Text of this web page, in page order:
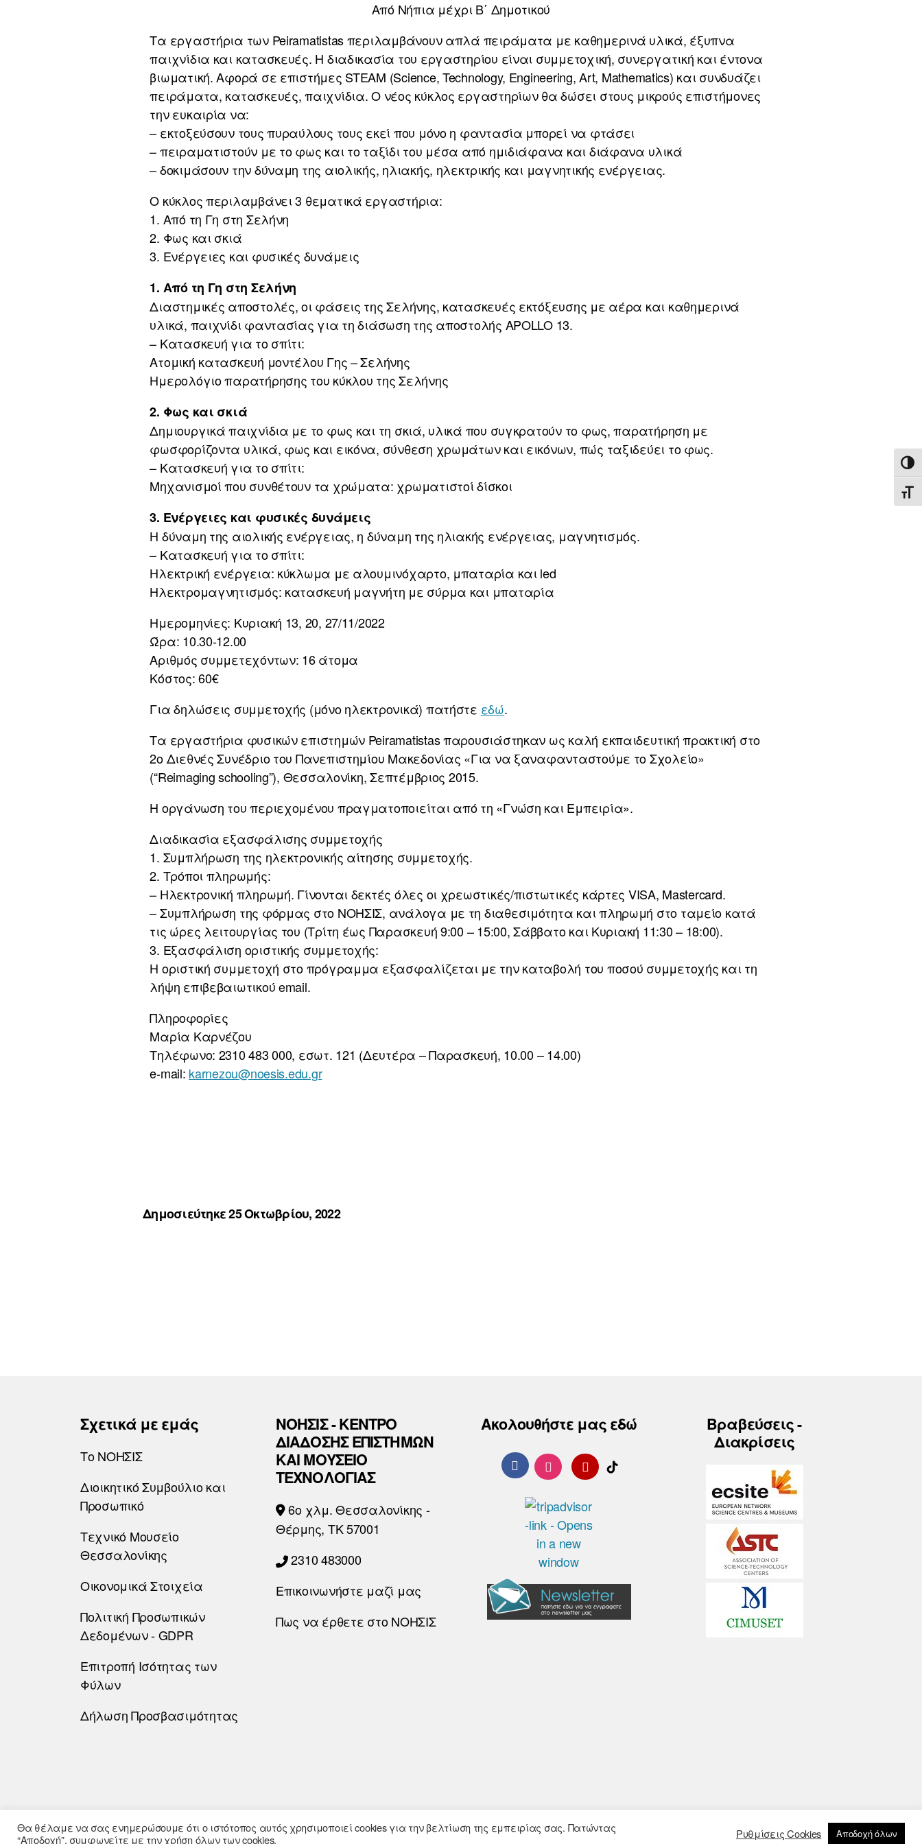
Από Νήπια μέχρι Β΄ Δημοτικού
Τα εργαστήρια των Peiramatistas περιλαμβάνουν απλά πειράματα με καθημερινά υλικά, έξυπνα
παιχνίδια και κατασκευές. Η διαδικασία του εργαστηρίου είναι συμμετοχική, συνεργατική και έντονα
βιωματική. Αφορά σε επιστήμες STEAM (Science, Technology, Engineering, Art, Mathematics) και συνδυάζει
πειράματα, κατασκευές, παιχνίδια. Ο νέος κύκλος εργαστηρίων θα δώσει στους μικρούς επιστήμονες
την ευκαιρία να:
– εκτοξεύσουν τους πυραύλους τους εκεί που μόνο η φαντασία μπορεί να φτάσει
– πειραματιστούν με το φως και το ταξίδι του μέσα από ημιδιάφανα και διάφανα υλικά
– δοκιμάσουν την δύναμη της αιολικής, ηλιακής, ηλεκτρικής και μαγνητικής ενέργειας.
Ο κύκλος περιλαμβάνει 3 θεματικά εργαστήρια:
1. Από τη Γη στη Σελήνη
2. Φως και σκιά
3. Ενέργειες και φυσικές δυνάμεις
1. Από τη Γη στη Σελήνη
Διαστημικές αποστολές, οι φάσεις της Σελήνης, κατασκευές εκτόξευσης με αέρα και καθημερινά
υλικά, παιχνίδι φαντασίας για τη διάσωση της αποστολής APOLLO 13.
– Κατασκευή για το σπίτι:
Ατομική κατασκευή μοντέλου Γης – Σελήνης
Ημερολόγιο παρατήρησης του κύκλου της Σελήνης
2. Φως και σκιά
Δημιουργικά παιχνίδια με το φως και τη σκιά, υλικά που συγκρατούν το φως, παρατήρηση με
φωσφορίζοντα υλικά, φως και εικόνα, σύνθεση χρωμάτων και εικόνων, πώς ταξιδεύει το φως.
– Κατασκευή για το σπίτι:
Μηχανισμοί που συνθέτουν τα χρώματα: χρωματιστοί δίσκοι
3. Ενέργειες και φυσικές δυνάμεις
Η δύναμη της αιολικής ενέργειας, η δύναμη της ηλιακής ενέργειας, μαγνητισμός.
– Κατασκευή για το σπίτι:
Ηλεκτρική ενέργεια: κύκλωμα με αλουμινόχαρτο, μπαταρία και led
Ηλεκτρομαγνητισμός: κατασκευή μαγνήτη με σύρμα και μπαταρία
Ημερομηνίες: Κυριακή 13, 20, 27/11/2022
Ώρα: 10.30-12.00
Αριθμός συμμετεχόντων: 16 άτομα
Κόστος: 60€
Για δηλώσεις συμμετοχής (μόνο ηλεκτρονικά) πατήστε εδώ.
Τα εργαστήρια φυσικών επιστημών Peiramatistas παρουσιάστηκαν ως καλή εκπαιδευτική πρακτική στο
2ο Διεθνές Συνέδριο του Πανεπιστημίου Μακεδονίας «Για να ξαναφανταστούμε το Σχολείο»
(“Reimaging schooling”), Θεσσαλονίκη, Σεπτέμβριος 2015.
Η οργάνωση του περιεχομένου πραγματοποιείται από τη «Γνώση και Εμπειρία».
Διαδικασία εξασφάλισης συμμετοχής
1. Συμπλήρωση της ηλεκτρονικής αίτησης συμμετοχής.
2. Τρόποι πληρωμής:
– Ηλεκτρονική πληρωμή. Γίνονται δεκτές όλες οι χρεωστικές/πιστωτικές κάρτες VISA, Mastercard.
– Συμπλήρωση της φόρμας στο ΝΟΗΣΙΣ, ανάλογα με τη διαθεσιμότητα και πληρωμή στο ταμείο κατά
τις ώρες λειτουργίας του (Τρίτη έως Παρασκευή 9:00 – 15:00, Σάββατο και Κυριακή 11:30 – 18:00).
3. Εξασφάλιση οριστικής συμμετοχής:
Η οριστική συμμετοχή στο πρόγραμμα εξασφαλίζεται με την καταβολή του ποσού συμμετοχής και τη
λήψη επιβεβαιωτικού email.
Πληροφορίες
Μαρία Καρνέζου
Τηλέφωνο: 2310 483 000, εσωτ. 121 (Δευτέρα – Παρασκευή, 10.00 – 14.00)
e-mail: karnezou@noesis.edu.gr
Δημοσιεύτηκε 25 Οκτωβρίου, 2022
Σχετικά με εμάς
Το ΝΟΗΣΙΣ
Διοικητικό Συμβούλιο και
Προσωπικό
Τεχνικό Μουσείο
Θεσσαλονίκης
Οικονομικά Στοιχεία
Πολιτική Προσωπικών
Δεδομένων - GDPR
Επιτροπή Ισότητας των
Φύλων
Δήλωση Προσβασιμότητας
ΝΟΗΣΙΣ - ΚΕΝΤΡΟ
ΔΙΑΔΟΣΗΣ ΕΠΙΣΤΗΜΩΝ
ΚΑΙ ΜΟΥΣΕΙΟ
ΤΕΧΝΟΛΟΓΙΑΣ
6o χλμ. Θεσσαλονίκης -
Θέρμης, ΤΚ 57001
2310 483000
Επικοινωνήστε μαζί μας
Πως να έρθετε στο ΝΟΗΣΙΣ
Ακολουθήστε μας εδώ
Βραβεύσεις -
Διακρίσεις
© 2026Noesis - Σχεδίαση και Υλοποίηση
Θα θέλαμε να σας ενημερώσουμε ότι ο ιστότοπος αυτός χρησιμοποιεί cookies για την βελτίωση της εμπειρίας σας. Πατώντας
“Αποδοχή”, συμφωνείτε με την χρήση όλων των cookies.
Ρυθμίσεις Cookies Αποδοχή όλων